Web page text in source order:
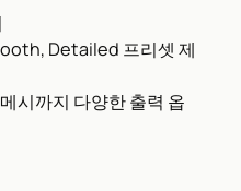
Detailed 프리셋 제
시까지 다양한 출력 옵